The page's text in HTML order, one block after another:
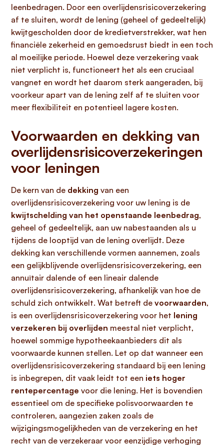
leenbedragen. Door een overlijdensrisicoverzekering
af te sluiten, wordt de lening (geheel of gedeeltelijk)
kwijtgescholden door de kredietverstrekker, wat hen
financiële zekerheid en gemoedsrust biedt in een toch
al moeilijke periode. Hoewel deze verzekering vaak
niet verplicht is, functioneert het als een cruciaal
vangnet en wordt het daarom sterk aangeraden, bij
voorkeur apart van de lening zelf af te sluiten voor
meer flexibiliteit en potentieel lagere kosten.
Voorwaarden en dekking van
overlijdensrisicoverzekeringen
voor leningen
De kern van de dekking van een
overlijdensrisicoverzekering voor uw lening is de
kwijtschelding van het openstaande leenbedrag,
geheel of gedeeltelijk, aan uw nabestaanden als u
tijdens de looptijd van de lening overlijdt. Deze
dekking kan verschillende vormen aannemen, zoals
een gelijkblijvende overlijdensrisicoverzekering, een
annuïtair dalende of een lineair dalende
overlijdensrisicoverzekering, afhankelijk van hoe de
schuld zich ontwikkelt. Wat betreft de voorwaarden,
is een overlijdensrisicoverzekering voor het lening
verzekeren bij overlijden meestal niet verplicht,
hoewel sommige hypotheekaanbieders dit als
voorwaarde kunnen stellen. Let op dat wanneer een
overlijdensrisicoverzekering standaard bij een lening
is inbegrepen, dit vaak leidt tot een iets hoger
rentepercentage voor die lening. Het is bovendien
essentieel om de specifieke polisvoorwaarden te
controleren, aangezien zaken zoals de
wijzigingsmogelijkheden van de verzekering en het
recht van de verzekeraar voor eenzijdige verhoging